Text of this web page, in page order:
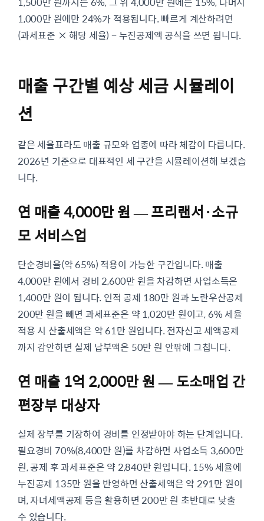
1,000만 원에만 24%가 적용됩니다. 빠르게 계산하려면
(과세표준 × 해당 세율) − 누진공제액 공식을 쓰면 됩니다.
매출 구간별 예상 세금 시뮬레이
션
같은 세율표라도 매출 규모와 업종에 따라 체감이 다릅니다.
2026년 기준으로 대표적인 세 구간을 시뮬레이션해 보겠습
니다.
연 매출 4,000만 원 — 프리랜서·소규
모 서비스업
단순경비율(약 65%) 적용이 가능한 구간입니다. 매출
4,000만 원에서 경비 2,600만 원을 차감하면 사업소득은
1,400만 원이 됩니다. 인적 공제 180만 원과 노란우산공제
200만 원을 빼면 과세표준은 약 1,020만 원이고, 6% 세율
적용 시 산출세액은 약 61만 원입니다. 전자신고 세액공제
까지 감안하면 실제 납부액은 50만 원 안팎에 그칩니다.
연 매출 1억 2,000만 원 — 도소매업 간
편장부 대상자
실제 장부를 기장하여 경비를 인정받아야 하는 단계입니다.
필요경비 70%(8,400만 원)를 차감하면 사업소득 3,600만
원, 공제 후 과세표준은 약 2,840만 원입니다. 15% 세율에
누진공제 135만 원을 반영하면 산출세액은 약 291만 원이
며, 자녀세액공제 등을 활용하면 200만 원 초반대로 낮출
수 있습니다.